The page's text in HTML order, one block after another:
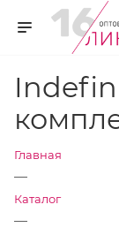
Главная
—
Каталог
—